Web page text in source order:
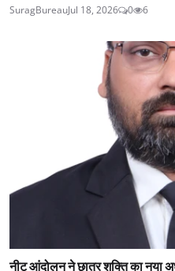
SuragBureauJul 18, 2026 0 6
नीट आंदोलन ने छात्र शक्ति का नया